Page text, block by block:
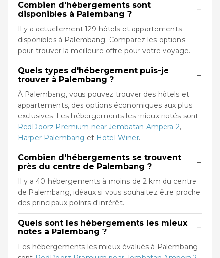
Combien d'hébergements sont
disponibles à Palembang ?
−
Il y a actuellement 129 hôtels et appartements
disponibles à Palembang. Comparez les options
pour trouver la meilleure offre pour votre voyage.
Quels types d'hébergement puis-je
trouver à Palembang ?
−
À Palembang, vous pouvez trouver des hôtels et
appartements, des options économiques aux plus
exclusives. Les hébergements les mieux notés sont
RedDoorz Premium near Jembatan Ampera 2,
Harper Palembang et Hotel Winer.
Combien d'hébergements se trouvent
près du centre de Palembang ?
−
Il y a 40 hébergements à moins de 2 km du centre
de Palembang, idéaux si vous souhaitez être proche
des principaux points d'intérêt.
Quels sont les hébergements les mieux
notés à Palembang ?
−
Les hébergements les mieux évalués à Palembang